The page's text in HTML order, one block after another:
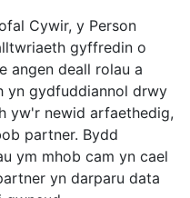
Cywir, y Person
gyffredin o
angen deall rolau a
yn gydfuddiannol drwy
yw'r newid arfaethedig,
partner. Bydd
ym mhob cam yn cael
yn darparu data